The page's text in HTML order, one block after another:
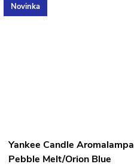
Novinka
Yankee Candle Aromalampa
Pebble Melt/Orion Blue